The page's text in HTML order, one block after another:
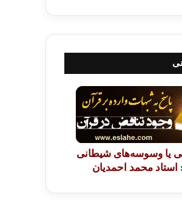
یا وسوسه‌های شیطانی
استاد محمد احمدیان